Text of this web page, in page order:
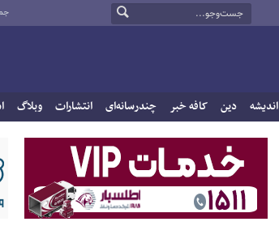
جمعه
اندیشه دین کافه خبر چندرسانه‌ای انتشارات وبلاگ